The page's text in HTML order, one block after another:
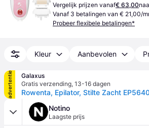
Vergelijk prijzen vanaf€ 63,00
Vanaf 3 betalingen van € 21,00/
Probeer flexibele betalingen*
Kleur Aanbevolen
advertentie
Galaxus
Gratis verzending, 13-16 dagen
Rowenta, Epilator, Stilte Zacht
Notino
Laagste prijs